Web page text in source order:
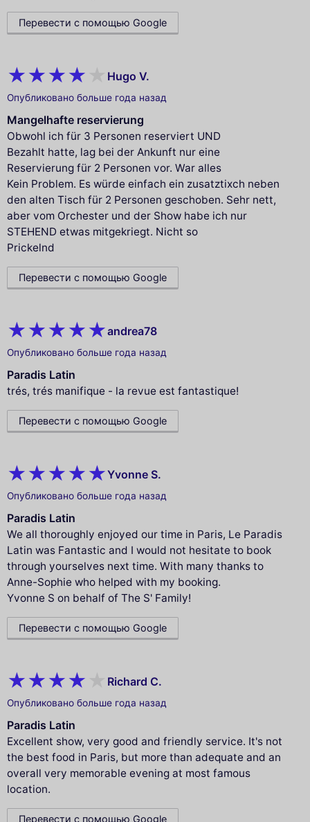
Перевести с помощью Google
Hugo V.
Опубликовано больше года назад
Mangelhafte reservierung
Obwohl ich für 3 Personen reserviert UND
Bezahlt hatte, lag bei der Ankunft nur eine
Reservierung für 2 Personen vor. War alles
Kein Problem. Es würde einfach ein zusatztixch neben
den alten Tisch für 2 Personen geschoben. Sehr nett,
aber vom Orchester und der Show habe ich nur
STEHEND etwas mitgekriegt. Nicht so
Prickelnd
Перевести с помощью Google
andrea78
Опубликовано больше года назад
Paradis Latin
trés, trés manifique - la revue est fantastique!
Перевести с помощью Google
Yvonne S.
Опубликовано больше года назад
Paradis Latin
We all thoroughly enjoyed our time in Paris, Le Paradis
Latin was Fantastic and I would not hesitate to book
through yourselves next time. With many thanks to
Anne-Sophie who helped with my booking.
Yvonne S on behalf of The S' Family!
Перевести с помощью Google
Richard C.
Опубликовано больше года назад
Paradis Latin
Excellent show, very good and friendly service. It's not
the best food in Paris, but more than adequate and an
overall very memorable evening at most famous
location.
Перевести с помощью Google